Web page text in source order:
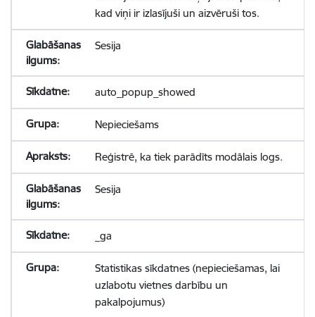
kad viņi ir izlasījuši un aizvēruši tos.
Sesija
auto_popup_showed
Nepieciešams
Reģistrē, ka tiek parādīts modālais logs.
Sesija
_ga
Statistikas sīkdatnes (nepieciešamas, lai
uzlabotu vietnes darbību un
pakalpojumus)